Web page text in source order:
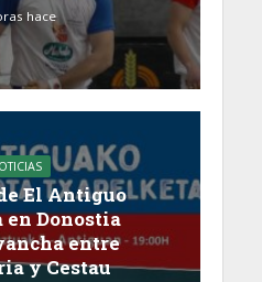
hace
El Antiguo
en Donostia
entre
y Cestau